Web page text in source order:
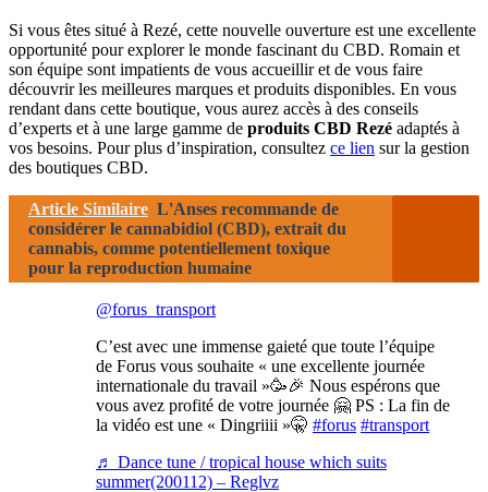
Si vous êtes situé à Rezé, cette nouvelle ouverture est une excellente
opportunité pour explorer le monde fascinant du CBD. Romain et
son équipe sont impatients de vous accueillir et de vous faire
découvrir les meilleures marques et produits disponibles. En vous
rendant dans cette boutique, vous aurez accès à des conseils
d’experts et à une large gamme de produits CBD Rezé adaptés à
vos besoins. Pour plus d’inspiration, consultez ce lien sur la gestion
des boutiques CBD.
Article Similaire L'Anses recommande de
considérer le cannabidiol (CBD), extrait du
cannabis, comme potentiellement toxique
pour la reproduction humaine
@forus_transport
C’est avec une immense gaieté que toute l’équipe
de Forus vous souhaite « une excellente journée
internationale du travail »🥳🎉 Nous espérons que
vous avez profité de votre journée 🤗 PS : La fin de
la vidéo est une « Dingriiii »🤫 #forus #transport
♬ Dance tune / tropical house which suits
summer(200112) – Reglvz